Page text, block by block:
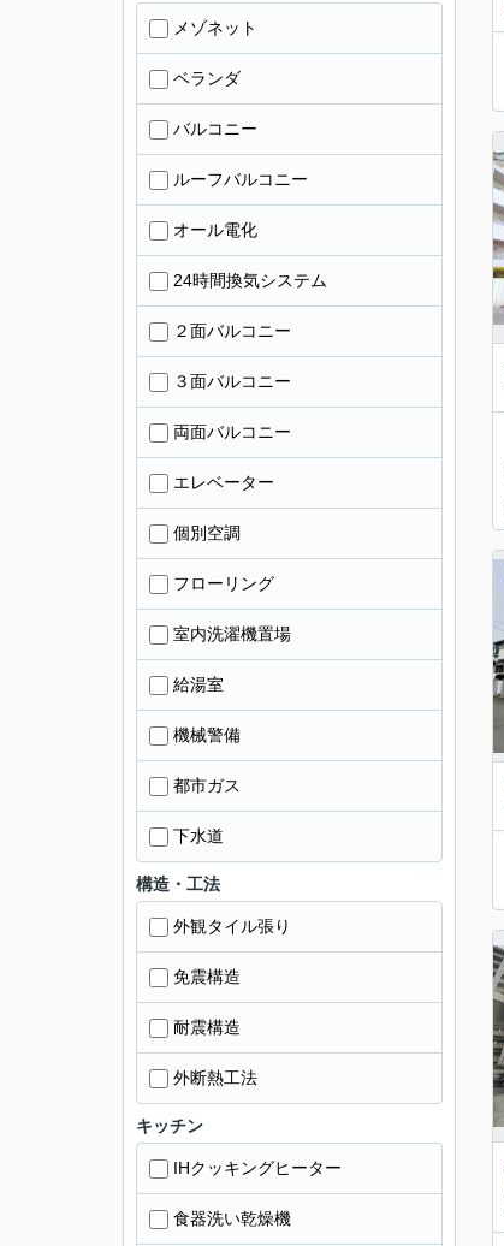
メゾネット
ベランダ
バルコニー
ルーフバルコニー
オール電化
24時間換気システム
２面バルコニー
３面バルコニー
両面バルコニー
エレベーター
個別空調
フローリング
室内洗濯機置場
給湯室
機械警備
都市ガス
下水道
構造・工法
外観タイル張り
免震構造
耐震構造
外断熱工法
キッチン
IHクッキングヒーター
食器洗い乾燥機